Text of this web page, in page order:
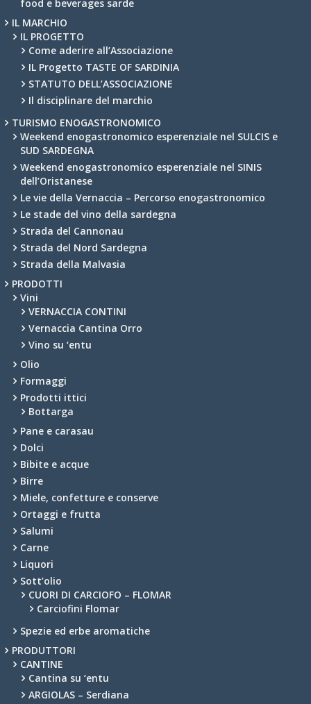
food e beverages sarde
IL MARCHIO
IL PROGETTO
Come aderire all’Associazione
IL Progetto TASTE OF SARDINIA
STATUTO DELL’ASSOCIAZIONE
Il disciplinare del marchio
TURISMO ENOGASTRONOMICO
Weekend enogastronomico esperenziale nel SULCIS e
SUD SARDEGNA
Weekend enogastronomico esperenziale nel SINIS
dell’Oristanese
Le vie della Vernaccia – Percorso enogastronomico
Le stade del vino della sardegna
Strada del Cannonau
Strada del Nord Sardegna
Strada della Malvasia
PRODOTTI
Vini
VERNACCIA CONTINI
Vernaccia Cantina Orro
Vino su ‘entu
Olio
Formaggi
Prodotti ittici
Bottarga
Pane e carasau
Dolci
Bibite e acque
Birre
Miele, confetture e conserve
Ortaggi e frutta
Salumi
Carne
Liquori
Sott’olio
CUORI DI CARCIOFO – FLOMAR
Carciofini Flomar
Spezie ed erbe aromatiche
PRODUTTORI
CANTINE
Cantina su ‘entu
ARGIOLAS – Serdiana